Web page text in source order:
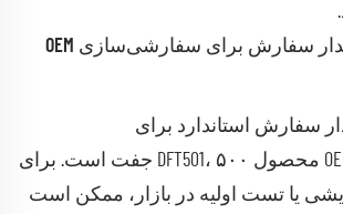
سوال: حداقل مقدار سفارش برای سفارشی‌سازی OEM
سفارش استاندارد برای
سفارشی‌سازی OEM محصول DFT501، ۵۰۰ جفت است. برای
یا تست اولیه در بازار، ممکن است